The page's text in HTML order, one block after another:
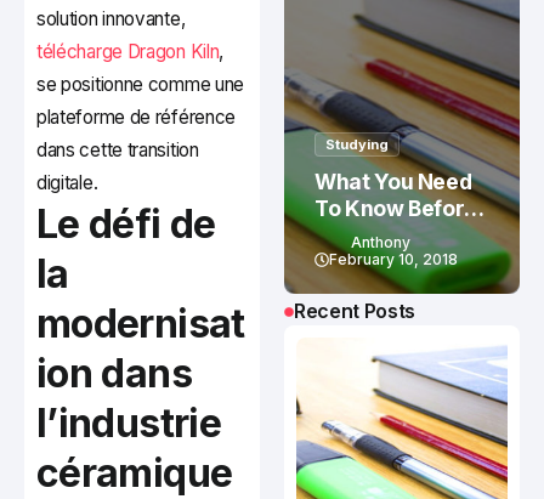
solution innovante,
télécharge Dragon Kiln,
se positionne comme une
plateforme de référence
dans cette transition
digitale.
Le défi de
la
modernisat
ion dans
l’industrie
céramique
Studying
What You Need
To Know Before
Studying In
Canada
Anthony
February 10, 2018
Recent Posts